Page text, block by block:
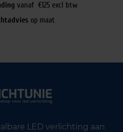
vanaf €125 excl btw
op maat
LED verlichting aan